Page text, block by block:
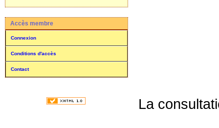
Accès membre
Connexion
Conditions d'accès
Contact
La